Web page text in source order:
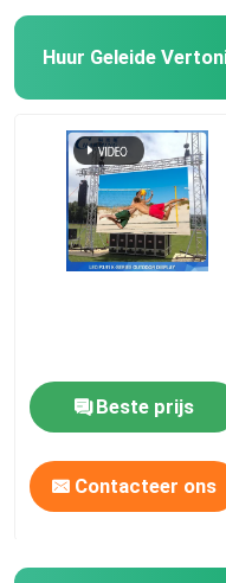
Huur Geleide
Beste prijs
Contacteer ons